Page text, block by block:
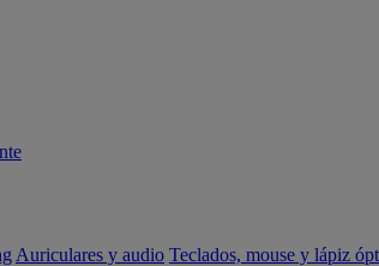
Auriculares y audio Teclados, mouse y lápiz